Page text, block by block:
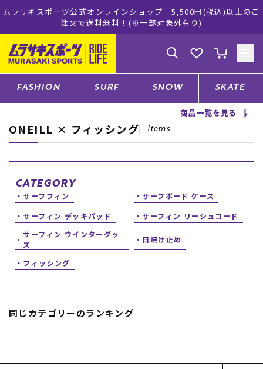
ラサキスポーツ公式オンラインショップ 5,500円(税込)以上のご
注文で送料無料！(※一部対象外有り)
ゲスト様
ログイン 会員登録
店舗一覧
CATEGORY
ファッションTOP
サーフTOP
スケートTOP
FASHION SURF SNOW SKATE
商品一覧を見る
ONEILL × フィッシング items
CATEGORY
サーフフィン
サーフボード ケース
サーフィン デッキパッド
サーフィン リーシュコード
サーフィン ウインターグッ
ズ
日焼け止め
フィッシング
同じカテゴリーのランキング